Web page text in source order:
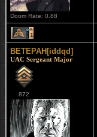
Doom Rate: 0.88
1
BETEPAH[iddqd]
UAC Sergeant Major
872